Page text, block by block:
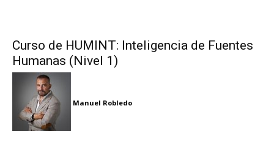
Curso de HUMINT: Inteligencia de Fuentes
Humanas (Nivel 1)
Manuel Robledo